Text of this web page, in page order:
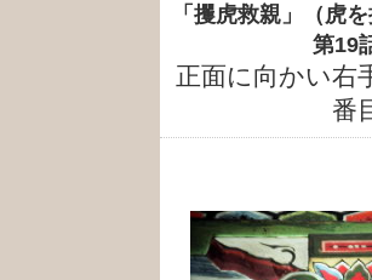
「攫虎救親」（虎
第19
正面に向かい右
番